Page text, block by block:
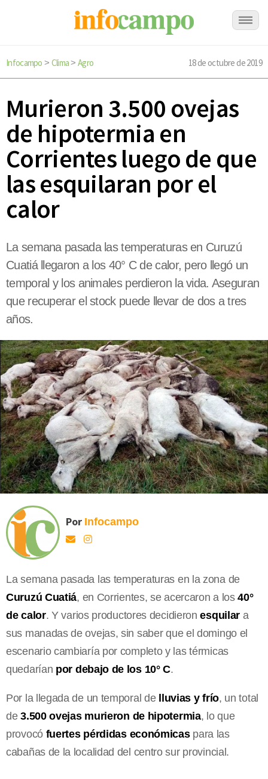
Infocampo > Clima>Agro 18 de octubre de 2019
Murieron 3.500 ovejas
de hipotermia en
Corrientes luego de que
las esquilaran por el
calor
La semana pasada las temperaturas en Curuzú
Cuatiá llegaron a los 40° C de calor, pero llegó un
temporal y los animales perdieron la vida. Aseguran
que recuperar el stock puede llevar de dos a tres
años.
Por Infocampo
La semana pasada las temperaturas en la zona de
Curuzú Cuatiá, en Corrientes, se acercaron a los40°
de calor. Y varios productores decidieronesquilar a
sus manadas de ovejas, sin saber que el domingo el
escenario cambiaría por completo y las térmicas
quedarían por debajo de los 10° C.
Por la llegada de un temporal de lluvias y frío, un total
de3.500 ovejas murieron de hipotermia, lo que
provocó fuertes pérdidas económicaspara las
cabañas de la localidad del centro sur provincial.